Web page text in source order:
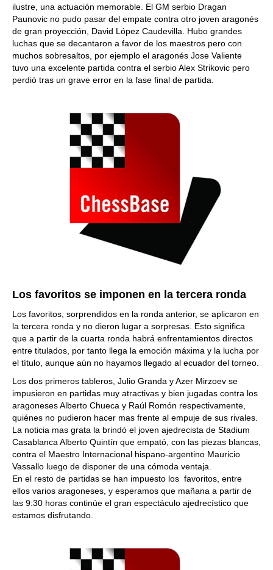
ilustre, una actuación memorable. El GM serbio Dragan
Paunovic no pudo pasar del empate contra otro joven aragonés
de gran proyección, David López Caudevilla. Hubo grandes
luchas que se decantaron a favor de los maestros pero con
muchos sobresaltos, por ejemplo el aragonés Jose Valiente
tuvo una excelente partida contra el serbio Alex Strikovic pero
perdió tras un grave error en la fase final de partida.
Los favoritos se imponen en la tercera ronda
Los favoritos, sorprendidos en la ronda anterior, se aplicaron en
la tercera ronda y no dieron lugar a sorpresas. Esto significa
que a partir de la cuarta ronda habrá enfrentamientos directos
entre titulados, por tanto llega la emoción máxima y la lucha por
el título, aunque aún no hayamos llegado al ecuador del torneo.
Los dos primeros tableros, Julio Granda y Azer Mirzoev se
impusieron en partidas muy atractivas y bien jugadas contra los
aragoneses Alberto Chueca y Raúl Romón respectivamente,
quiénes no pudieron hacer mas frente al empuje de sus rivales.
La noticia mas grata la brindó el joven ajedrecista de Stadium
Casablanca Alberto Quintín que empató, con las piezas blancas,
contra el Maestro Internacional hispano-argentino Mauricio
Vassallo luego de disponer de una cómoda ventaja.
En el resto de partidas se han impuesto los favoritos, entre
ellos varios aragoneses, y esperamos que mañana a partir de
las 9:30 horas continúe el gran espectáculo ajedrecístico que
estamos disfrutando.